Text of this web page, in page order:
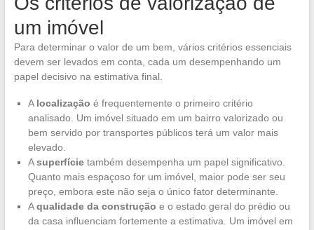
um imóvel
Para determinar o valor de um bem, vários critérios essenciais
devem ser levados em conta, cada um desempenhando um
papel decisivo na estimativa final.
A localização é frequentemente o primeiro critério
analisado. Um imóvel situado em um bairro valorizado ou
bem servido por transportes públicos terá um valor mais
elevado.
Asuperfícietambém desempenha um papel significativo.
Quanto mais espaçoso for um imóvel, maior pode ser seu
preço, embora este não seja o único fator determinante.
Aqualidade da construção e o estado geral do prédio ou
da casa influenciam fortemente a estimativa. Um imóvel em